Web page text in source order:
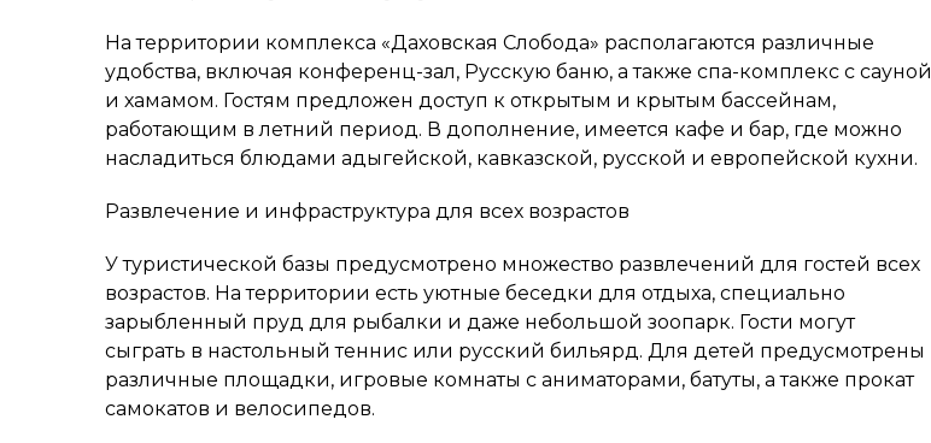
На территории комплекса «Даховская Слобода» располагаются различные
удобства, включая конференц-зал, Русскую баню, а также спа-комплекс с сауной
и хамамом. Гостям предложен доступ к открытым и крытым бассейнам,
работающим в летний период. В дополнение, имеется кафе и бар, где можно
насладиться блюдами адыгейской, кавказской, русской и европейской кухни.
Развлечение и инфраструктура для всех возрастов
У туристической базы предусмотрено множество развлечений для гостей всех
возрастов. На территории есть уютные беседки для отдыха, специально
зарыбленный пруд для рыбалки и даже небольшой зоопарк. Гости могут
сыграть в настольный теннис или русский бильярд. Для детей предусмотрены
различные площадки, игровые комнаты с аниматорами, батуты, а также прокат
самокатов и велосипедов.